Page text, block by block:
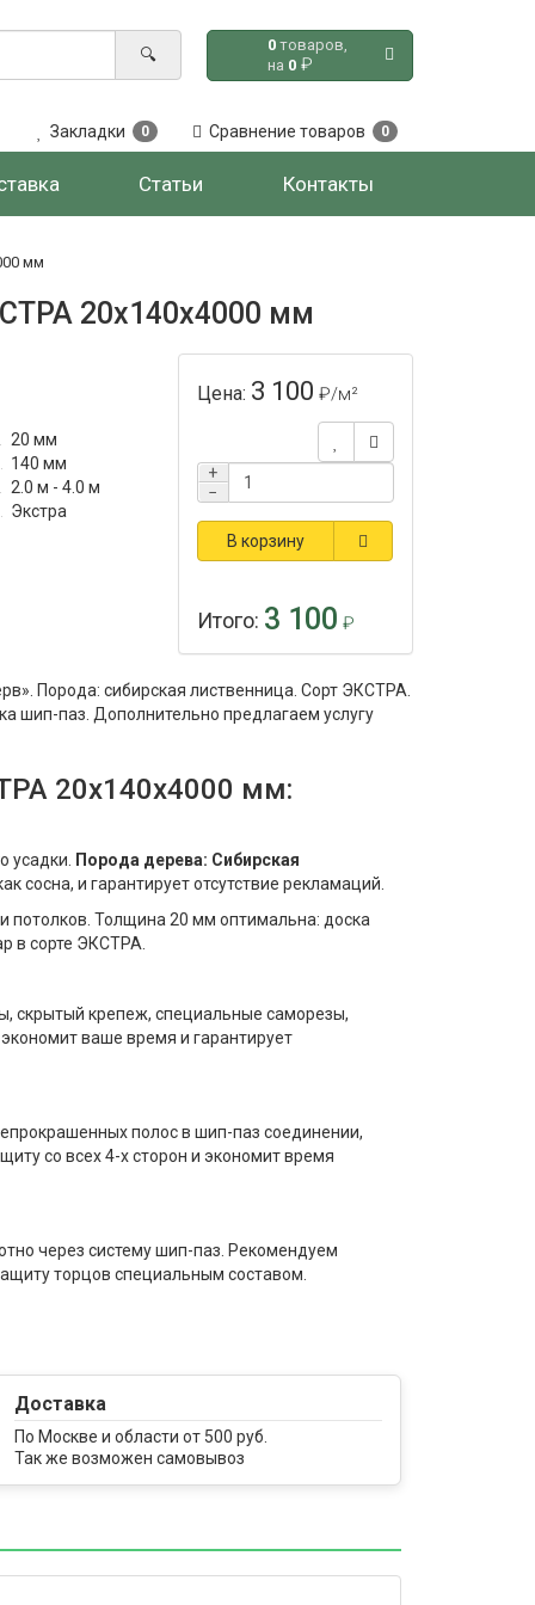
🔍
0товаров,
на 0₽
Закладки 0 Сравнение товаров 0
Статьи Контакты
мм
20x140x4000 мм
20 мм
140 мм
2.0 м - 4.0 м
Экстра
Цена: 3 100 ₽/м²
+
−
В корзину
Итого: 3 100 ₽
Порода: сибирская лиственница. Сорт ЭКСТРА.
шип-паз. Дополнительно предлагаем услугу
20x140x4000 мм:
усадки. Порода дерева: Сибирская
сосна, и гарантирует отсутствие рекламаций.
потолков. Толщина 20 мм оптимальна: доска
в сорте ЭКСТРА.
скрытый крепеж, специальные саморезы,
ваше время и гарантирует
полос в шип-паз соединении,
со всех 4-х сторон и экономит время
через систему шип-паз. Рекомендуем
торцов специальным составом.
Доставка
По Москве и области от 500 руб.
Так же возможен самовывоз